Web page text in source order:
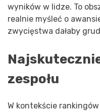
wyników w lidze. To
realnie myśleć o
zwycięstwa dałaby
zespołu
W kontekście